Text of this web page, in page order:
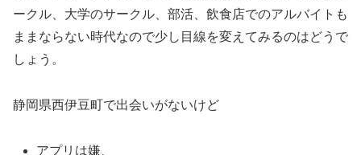
ークル、大学のサークル、部活、飲食店でのアルバイトも
ままならない時代なので少し目線を変えてみるのはどうで
しょう。
静岡県西伊豆町で出会いがないけど
アプリは嫌、